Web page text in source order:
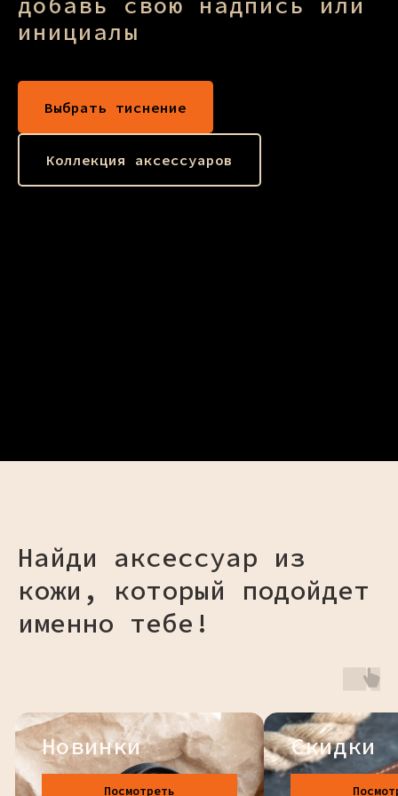
инициалы
Выбрать тиснение
Коллекция аксессуаров
Найди аксессуар из
кожи, который подойдет
именно тебе!
Скидки
Посмотреть
Сумки и
Рюкзаки